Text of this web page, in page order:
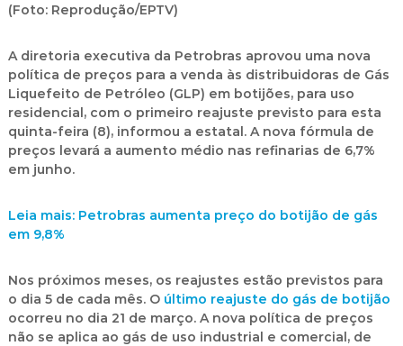
(Foto: Reprodução/EPTV)
A diretoria executiva da Petrobras aprovou uma nova
política de preços para a venda às distribuidoras de Gás
Liquefeito de Petróleo (GLP) em botijões, para uso
residencial, com o primeiro reajuste previsto para esta
quinta-feira (8), informou a estatal. A nova fórmula de
preços levará a aumento médio nas refinarias de 6,7%
em junho.
Leia mais: Petrobras aumenta preço do botijão de gás
em 9,8%
Nos próximos meses, os reajustes estão previstos para
o dia 5 de cada mês. O último reajuste do gás de botijão
ocorreu no dia 21 de março. A nova política de preços
não se aplica ao gás de uso industrial e comercial, de